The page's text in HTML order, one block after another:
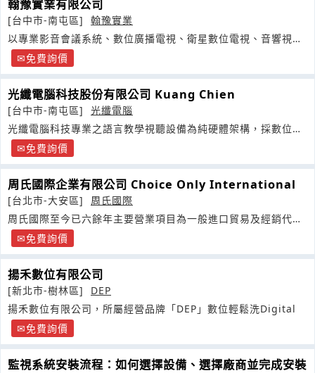
翰豫實業有限公司
[台中市-南屯區]
翰豫實業
以專業影音會議系統、數位廣播電視、衛星數位電視、音響視聽
設備、免費詢價
光纖電腦科技股份有限公司 Kuang Chien
[台中市-南屯區]
光纖電腦
光纖電腦科技專業之語言教學視聽設備為純硬體架構，採數位控
制方式及類比訊號傳輸音源
免費詢價
周氏國際企業有限公司 Choice Only International
[台北市-大安區]
周氏國際
周氏國際至今已六餘年主要營業項目為一般進口貿易及經銷代理
各類3C免費詢價
揚禾數位有限公司
[新北市-樹林區]
DEP
揚禾數位有限公司，所屬經營品牌「DEP」數位輕鬆洗Digital
免費詢價
監視系統安裝流程：如何選擇設備、選擇廠商並完成安裝